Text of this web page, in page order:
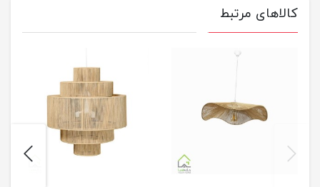
کالاهای مرتبط
previus